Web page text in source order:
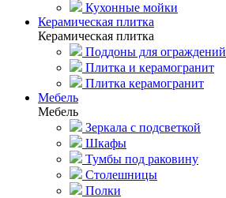
Кухонные мойки
Керамическая плитка
Керамическая плитка
Поддоны для ограждений
Плитка и керамогранит
Плитка керамогранит
Мебель
Мебель
Зеркала с подсветкой
Шкафы
Тумбы под раковину
Столешницы
Полки